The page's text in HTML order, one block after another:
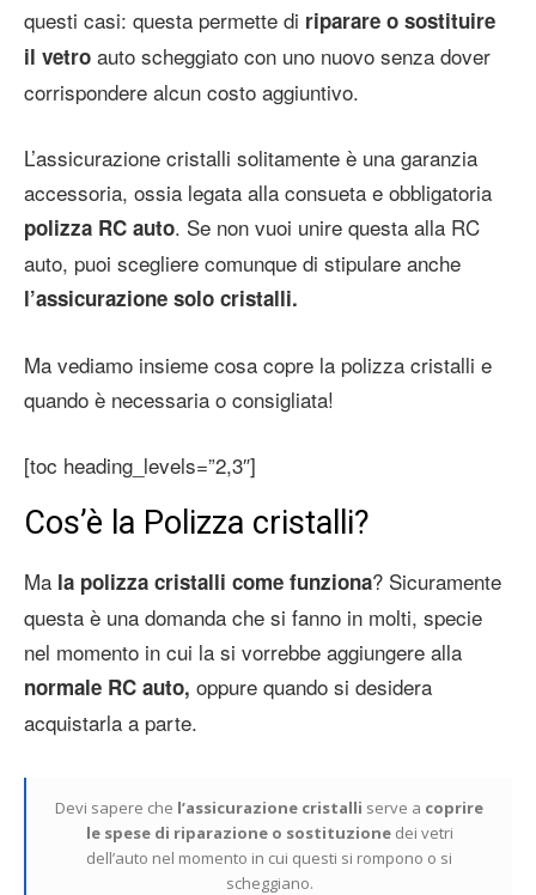
questi casi: questa permette di riparare o sostituire
il vetro auto scheggiato con uno nuovo senza dover
corrispondere alcun costo aggiuntivo.
L’assicurazione cristalli solitamente è una garanzia
accessoria, ossia legata alla consueta e obbligatoria
polizza RC auto. Se non vuoi unire questa alla RC
auto, puoi scegliere comunque di stipulare anche
l’assicurazione solo cristalli.
Ma vediamo insieme cosa copre la polizza cristalli e
quando è necessaria o consigliata!
[toc heading_levels=”2,3″]
Cos’è la Polizza cristalli?
Ma la polizza cristalli come funziona? Sicuramente
questa è una domanda che si fanno in molti, specie
nel momento in cui la si vorrebbe aggiungere alla
normale RC auto, oppure quando si desidera
acquistarla a parte.
Devi sapere che l’assicurazione cristalli serve a coprire
le spese di riparazione o sostituzionedei vetri
dell’auto nel momento in cui questi si rompono o si
scheggiano.